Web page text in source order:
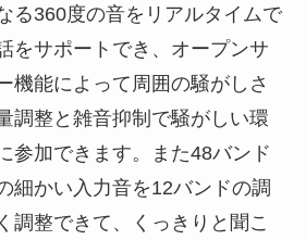
る360度の音をリアルタイムで
をサポートでき、オープンサ
機能によって周囲の騒がしさ
調整と雑音抑制で騒がしい環
参加できます。また48バンド
細かい入力音を12バンドの調
調整できて、くっきりと聞こ